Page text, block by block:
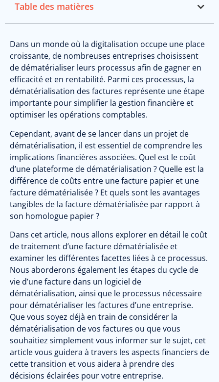
Table des matières
Dans un monde où la digitalisation occupe une place
croissante, de nombreuses entreprises choisissent
de dématérialiser leurs processus afin de gagner en
efficacité et en rentabilité. Parmi ces processus, la
dématérialisation des factures représente une étape
importante pour simplifier la gestion financière et
optimiser les opérations comptables.
Cependant, avant de se lancer dans un projet de
dématérialisation, il est essentiel de comprendre les
implications financières associées. Quel est le coût
d’une plateforme de dématérialisation ? Quelle est la
différence de coûts entre une facture papier et une
facture dématérialisée ? Et quels sont les avantages
tangibles de la facture dématérialisée par rapport à
son homologue papier ?
Dans cet article, nous allons explorer en détail le coût
de traitement d’une facture dématérialisée et
examiner les différentes facettes liées à ce processus.
Nous aborderons également les étapes du cycle de
vie d’une facture dans un logiciel de
dématérialisation, ainsi que le processus nécessaire
pour dématérialiser les factures d’une entreprise.
Que vous soyez déjà en train de considérer la
dématérialisation de vos factures ou que vous
souhaitiez simplement vous informer sur le sujet, cet
article vous guidera à travers les aspects financiers de
cette transition et vous aidera à prendre des
décisions éclairées pour votre entreprise.